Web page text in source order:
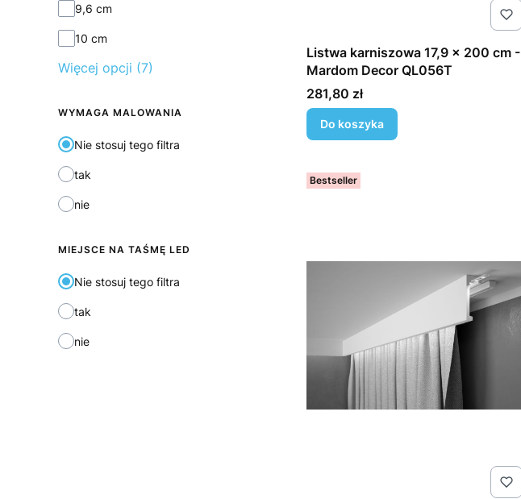
9,6 cm
10 cm
Więcej opcji (7)
WYMAGA MALOWANIA
Nie stosuj tego filtra
tak
nie
MIEJSCE NA TAŚMĘ LED
Nie stosuj tego filtra
tak
nie
Listwa karniszowa 17,9 x 200 cm -
Mardom Decor QL056T
Cena
281,80 zł
Do koszyka
Bestseller